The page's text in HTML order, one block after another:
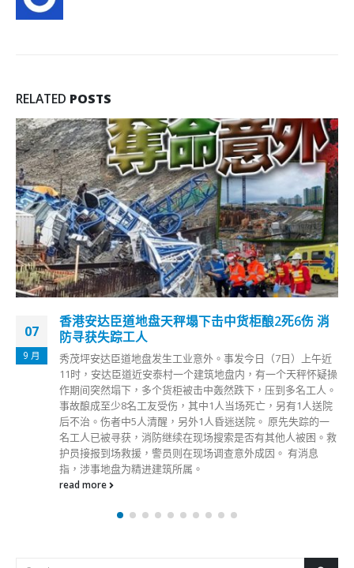
RELATED POSTS
27
2 月
涉污水样本阳性葵涌石篱（一）村石秀楼围封强检
香港政府自今日（27日）下午4时30分起，围封葵涌石篱
（一）村石秀楼进行强制检测，受限区域内的人士须留在其处
所并接受强制检测。政府目标是在明日（28日）中午约12时完
成此行动。 政府发言人表示，由于上述大厦排放的污水样本
对新冠病毒检查呈阳性，怀疑在大厦内有隐形患者，经评估后
相关区域感染风险有机会较高，政府决定就相关区域作出限制
与检测宣告。 政府将于「受限区域」内设立临时采样站，并
要求受检人士于今日晚上8时30分前接受检测。受检人士会获
安排到采样站接受核酸测试，由专人以咽喉和鼻腔合并拭子采
样。在所有人士有检测结果前，受检人士必须留在处所内，以